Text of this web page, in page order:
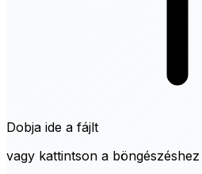
Dobja ide a fájlt
vagy kattintson a böngészéshez